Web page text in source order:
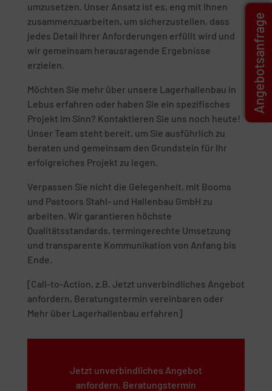
umzusetzen. Unser Ansatz ist es, eng mit Ihnen
zusammenzuarbeiten, um sicherzustellen, dass
jedes Detail Ihrer Anforderungen erfüllt wird und
wir gemeinsam herausragende Ergebnisse
erzielen.
Möchten Sie mehr über unsere Lagerhallenbau in
Lebus erfahren oder haben Sie ein spezifisches
Projekt im Sinn? Kontaktieren Sie uns noch heute!
Unser Team steht bereit, um Sie ausführlich zu
beraten und gemeinsam den Grundstein für Ihr
erfolgreiches Projekt zu legen.
Verpassen Sie nicht die Gelegenheit, mit Booms
und Pastoors Stahl- und Hallenbau GmbH zu
arbeiten. Wir garantieren höchste
Qualitätsstandards, termingerechte Umsetzung
und transparente Kommunikation von Anfang bis
Ende.
[Call-to-Action, z.B. Jetzt unverbindliches Angebot
anfordern, Beratungstermin vereinbaren oder
Mehr über Lagerhallenbau erfahren]
Jetzt unverbindliches Angebot
anfordern, Beratungstermin
Angebotsanfrage